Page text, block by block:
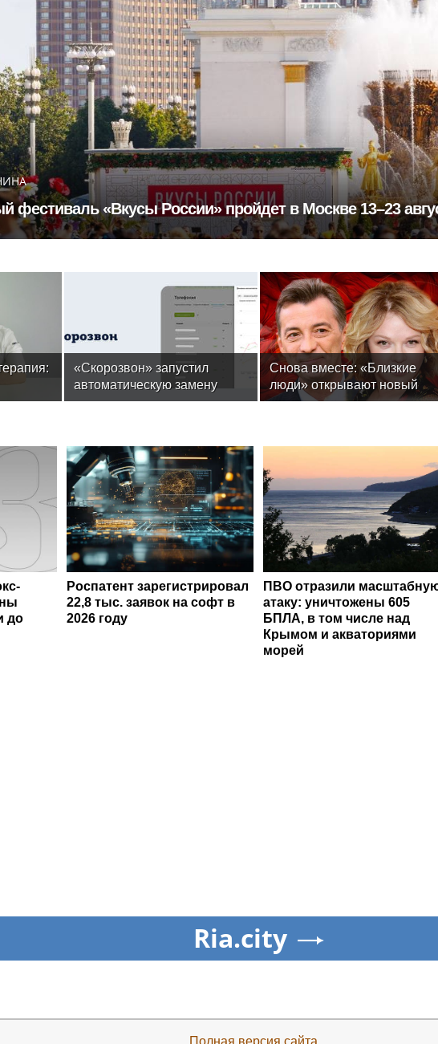
фестиваль «Вкусы России» пройдет в Москве 13–23
к
«Скорозвон» запустил
автоматическую замену
номеров при снижении
Снова вместе: «Близкие
люди» открывают новый
театральный сезон
до
Роспатент зарегистрировал
22,8 тыс. заявок на софт в
2026 году
ПВО отразили
атаку: уничтожены 605
БПЛА, в том числе над
Крымом и акваториями
морей
Ria.city
Полная версия сайта...